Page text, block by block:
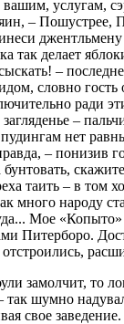
вашим, услугам,
– Пошустрее,
так делает
–
словно гость
ради
–
нет
– понизив
бунтовать,
таить – в том
много народу
Мое «Копыто»
Питерборо.
замолчит, то
так шумно
свое заведение.